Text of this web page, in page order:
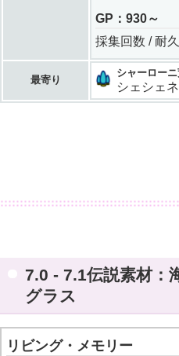
GP：930～
採集回数 / 耐
最寄り
シャーロー
シェシェ
7.0 - 7.1伝説素材：
グラス
リビング・メモリー